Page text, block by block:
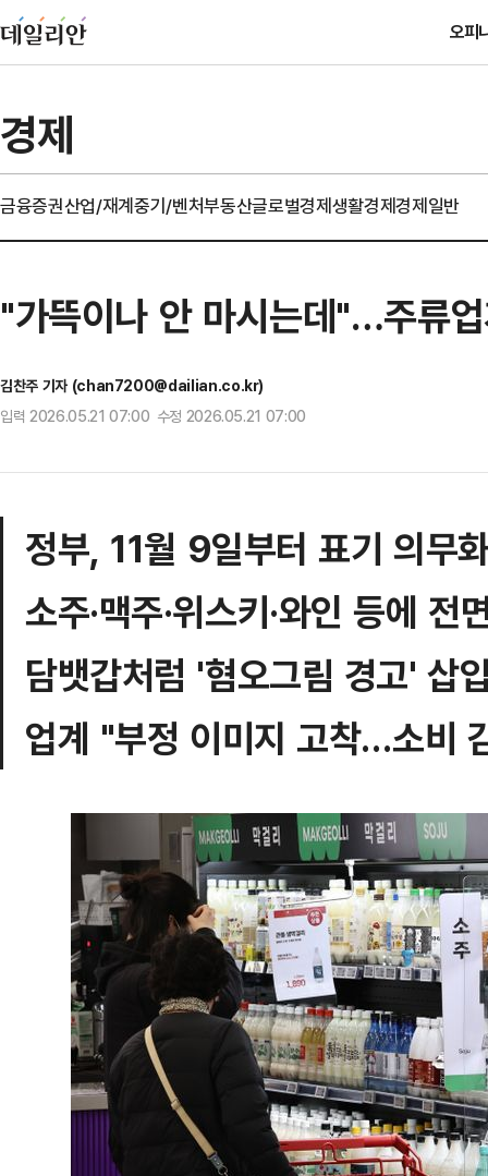
오피
경제
금융증권산업/재계중기/벤처부동산글로벌경제생활경제경제일반
"가뜩이나 안 마시는데"…주류
김찬주 기자 (chan7200@dailian.co.kr)
입력 2026.05.21 07:00 수정 2026.05.21 07:00
정부, 11월 9일부터 표기 의무
소주·맥주·위스키·와인 등에 전
담뱃갑처럼 '혐오그림 경고' 삽
업계 "부정 이미지 고착…소비